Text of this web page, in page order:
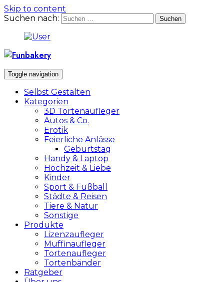
Skip to content
Suchen nach:
Toggle navigation
Selbst Gestalten
Kategorien
3D Tortenaufleger
Autos & Co.
Erotik
Feierliche Anlässe
Geburtstag
Handy & Laptop
Hochzeit & Liebe
Kinder
Sport & Fußball
Städte & Reisen
Tiere & Natur
Sonstige
Produkte
Lizenzaufleger
Muffinaufleger
Tortenaufleger
Tortenbänder
Ratgeber